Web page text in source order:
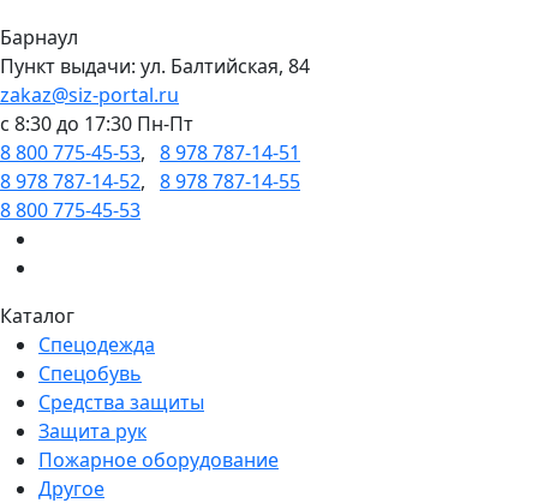
Барнаул
Пункт выдачи: ул. Балтийская, 84
zakaz@siz-portal.ru
c 8:30 до 17:30 Пн-Пт
8 800 775-45-53, 8 978 787-14-51
8 978 787-14-52, 8 978 787-14-55
8 800 775-45-53
Каталог
Спецодежда
Спецобувь
Средства защиты
Защита рук
Пожарное оборудование
Другое